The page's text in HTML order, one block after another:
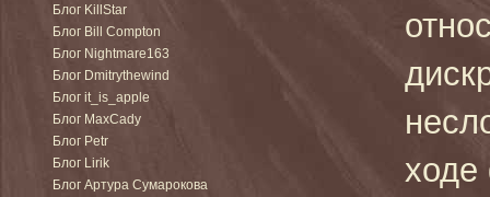
Блог KillStar
Блог Bill Compton
Блог Nightmare163
Блог Dmitrythewind
Блог it_is_apple
Блог MaxCady
Блог Petr
Блог Lirik
Блог Артура Сумарокова